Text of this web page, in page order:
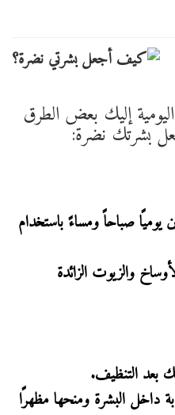
إليك بعض الطرق
بشرتك نضرة:
صباحاً ومساءً باستخدام
والزيوت الزائدة
بعد التنظيف.
داخل البشرة ومنحها مظهرًا